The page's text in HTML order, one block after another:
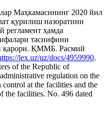
Маҳкамасининг 2020 йил
қурилиш назоратини
регламент ҳамда
таснифини
қарори. ҚММБ. Расмий
lex.uz/uz/docs/4959990.
of the Republic of
regulation on the
at the facilities and the
the facilities. No. 496 dated